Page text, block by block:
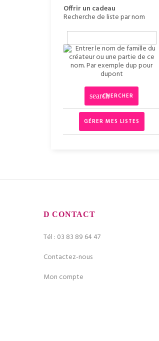
Offrir un cadeau
Recherche de liste par nom
searchCHERCHER
GÉRER MES LISTES
CONTACT
Tél : 03 83 89 64 47
Contactez-nous
Mon compte